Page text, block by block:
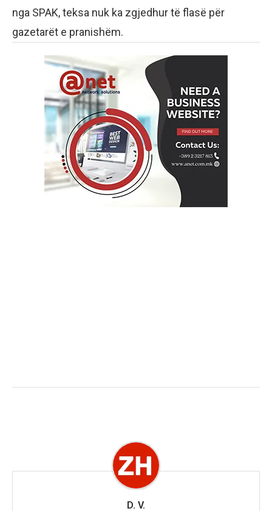
nga SPAK, teksa nuk ka zgjedhur të flasë për
gazetarët e pranishëm.
D. V.